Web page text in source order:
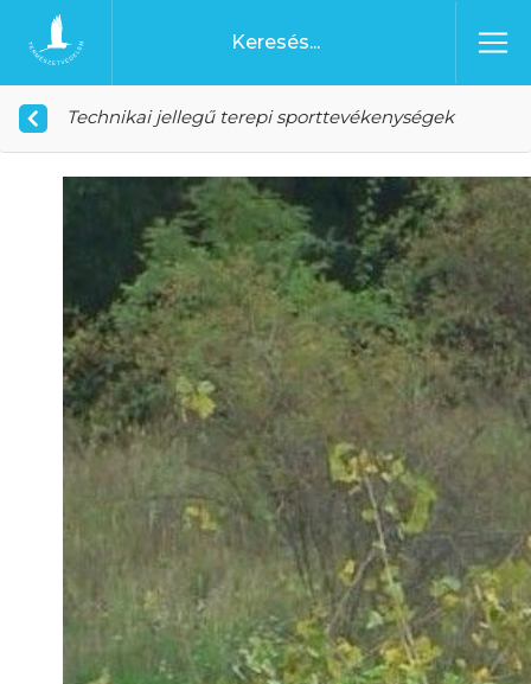
Ugrás a tartalomhoz
Főoldal
Technikai jellegű terepi sporttevékenységek